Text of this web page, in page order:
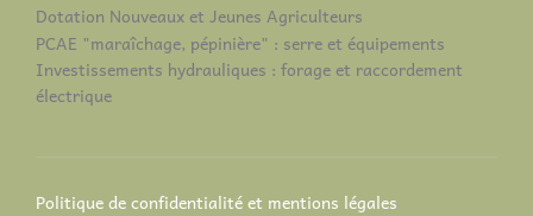
Dotation Nouveaux et Jeunes Agriculteurs
PCAE "maraîchage, pépinière" : serre et équipements
Investissements hydrauliques : forage et raccordement
électrique
Politique de confidentialité et mentions légales